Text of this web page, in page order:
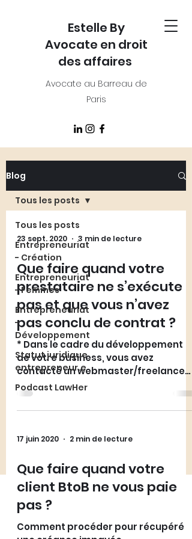
Estelle By
Avocate en droit
des affaires
Avocate au Barreau de
Paris
Blog
Tous les posts
Entrepreneuriat
- Création
Entrepreneuriat
- Femmes
Entrepreneuriat
-
Développement
Statut juridique
entrepreneur.e
Podcast LawHer
Tous les posts
23 sept. 2020 3 min de lecture
Que faire quand votre
prestataire ne s’exécute
pas et que vous n’avez
pas conclu de contrat ?
* Dans le cadre du développement
de votre business, vous avez
contacté un webmaster/freelance
pour mettre en place votre site...
17 juin 2020 2 min de lecture
Que faire quand votre
client BtoB ne vous paie
pas ?
Comment procéder pour récupéré